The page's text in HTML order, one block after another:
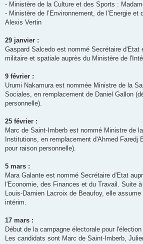
- Ministère de la Culture et des Sports :
- Ministère de l’Environnement, de l’Energie
Alexis Vertin
29 janvier :
Gaspard Salcedo est nommé Secrétaire d'Etat
militaire et spatiale auprès du Ministère de
9 février :
Urumi Nakamura est nommée Ministre de la
Sociales, en remplacement de Daniel Gallon
personnelle).
25 février :
Marc de Saint-Imberb est nommé Ministre de
Institutions, en remplacement d'Ahmed Faredj
pour raison personnelle).
5 mars :
Mara Galante est nommé Secrétaire d'Etat
l'Economie, des Finances et du Travail. Suite
Louis-Damien Lacroix de Beaufoy, elle
intérim.
17 mars :
Début de la campagne électorale pour
Les candidats sont Marc de Saint-Imberb,